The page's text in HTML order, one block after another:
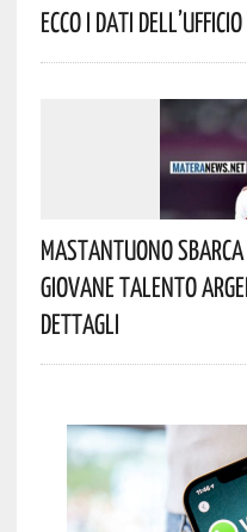
Ecco I Dati Dell’Ufficio
Mastantuono
Giovane Talento
Dettagli